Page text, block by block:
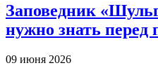
Заповедник
нужно знать перед
09 июня 2026